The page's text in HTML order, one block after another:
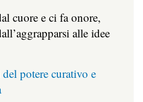
cuore e ci fa onore,
alle idee
potere curativo e